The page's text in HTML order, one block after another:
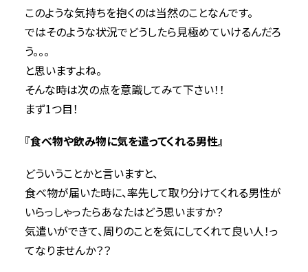
このような気持ちを抱くのは当然のことなんです。
ではそのような状況でどうしたら見極めていけるんだろ
う。。。
と思いますよね。
そんな時は次の点を意識してみて下さい！！
まず1つ目！
『食べ物や飲み物に気を遣ってくれる男性』
どういうことかと言いますと、
食べ物が届いた時に、率先して取り分けてくれる男性が
いらっしゃったらあなたはどう思いますか？
気遣いができて、周りのことを気にしてくれて良い人！っ
てなりませんか？？